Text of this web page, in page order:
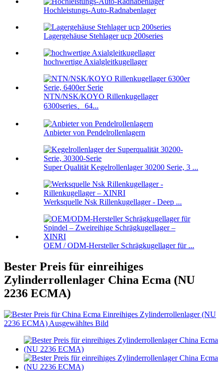
Hochleistungs-Auto-Radnabenlager
Lagergehäuse Stehlager ucp 200series
hochwertige Axialgleitkugellager
NTN/NSK/KOYO Rillenkugellager
6300series、64...
Anbieter von Pendelrollenlagern
Super Qualität Kegelrollenlager 30200 Serie, 3 ...
Werksquelle Nsk Rillenkugellager - Deep ...
OEM / ODM-Hersteller Schrägkugellager für ...
Bester Preis für einreihiges
Zylinderrollenlager China Ecma (NU
2236 ECMA)